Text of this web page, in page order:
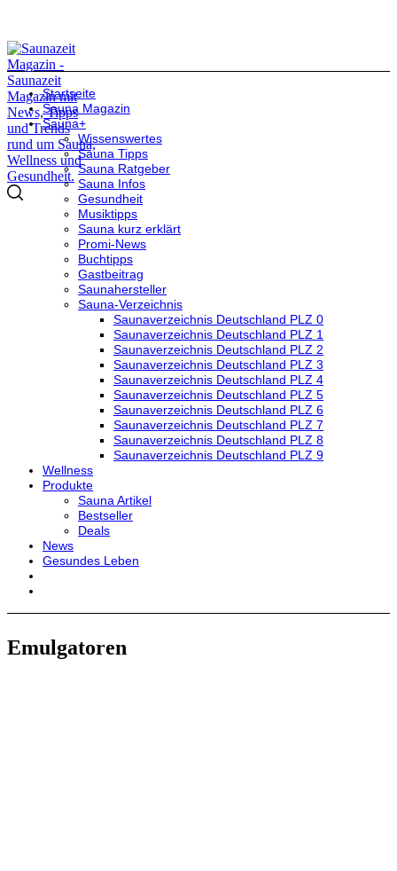
Startseite
Sauna Magazin
Sauna+
Wissenswertes
Sauna Tipps
Sauna Ratgeber
Sauna Infos
Gesundheit
Musiktipps
Sauna kurz erklärt
Promi-News
Buchtipps
Gastbeitrag
Saunahersteller
Sauna-Verzeichnis
Saunaverzeichnis Deutschland PLZ 0
Saunaverzeichnis Deutschland PLZ 1
Saunaverzeichnis Deutschland PLZ 2
Saunaverzeichnis Deutschland PLZ 3
Saunaverzeichnis Deutschland PLZ 4
Saunaverzeichnis Deutschland PLZ 5
Saunaverzeichnis Deutschland PLZ 6
Saunaverzeichnis Deutschland PLZ 7
Saunaverzeichnis Deutschland PLZ 8
Saunaverzeichnis Deutschland PLZ 9
Wellness
Produkte
Sauna Artikel
Bestseller
Deals
News
Gesundes Leben
Emulgatoren